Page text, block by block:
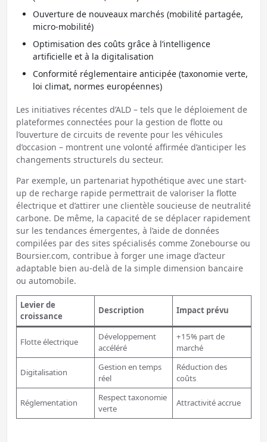
Ouverture de nouveaux marchés (mobilité partagée,
micro-mobilité)
Optimisation des coûts grâce à l’intelligence
artificielle et à la digitalisation
Conformité réglementaire anticipée (taxonomie verte,
loi climat, normes européennes)
Les initiatives récentes d’ALD – tels que le déploiement de
plateformes connectées pour la gestion de flotte ou
l’ouverture de circuits de revente pour les véhicules
d’occasion – montrent une volonté affirmée d’anticiper les
changements structurels du secteur.
Par exemple, un partenariat hypothétique avec une start-
up de recharge rapide permettrait de valoriser la flotte
électrique et d’attirer une clientèle soucieuse de neutralité
carbone. De même, la capacité de se déplacer rapidement
sur les tendances émergentes, à l’aide de données
compilées par des sites spécialisés comme Zonebourse ou
Boursier.com, contribue à forger une image d’acteur
adaptable bien au-delà de la simple dimension bancaire
ou automobile.
Levier de
croissance
Description Impact prévu
Flotte électrique
Développement
accéléré
+15% part de
marché
Digitalisation
Gestion en temps
réel
Réduction des
coûts
Réglementation
Respect taxonomie
verte
Attractivité accrue